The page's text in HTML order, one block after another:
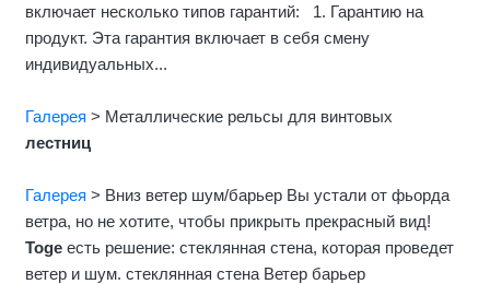
включает несколько типов гарантий: 1. Гарантию на
продукт. Эта гарантия включает в себя смену
индивидуальных...
Галерея > Mеталлические рельсы для винтовых
лестниц
Галерея > Вниз ветер шум/барьер Вы устали от фьорда
ветра, но не хотите, чтобы прикрыть прекрасный вид!
Toge есть решение: стеклянная стена, которая проведет
ветер и шум. стеклянная стена Ветер барьер